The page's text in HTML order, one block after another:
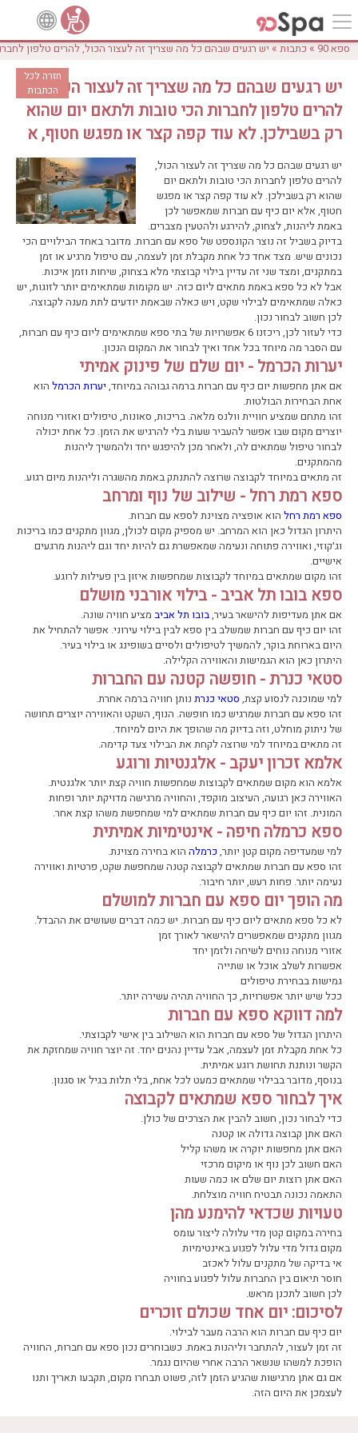
ספא 90 » כתבות » יש רגעים שבהם כל מה שצריך זה לעצור הכול, להרים טלפון
יש רגעים שבהם כל מה שצריך זה לעצור הכול,
להרים טלפון לחברות הכי טובות ולתאם יום שהוא
רק בשבילכן. לא עוד קפה קצר או מפגש חטוף, א
חזרה לכל
הכתבות
יש רגעים שבהם כל מה שצריך זה לעצור הכול,
להרים טלפון לחברות הכי טובות ולתאם יום
שהוא רק בשבילכן. לא עוד קפה קצר או מפגש
חטוף, אלא יום כיף עם חברות שמאפשר לכן
באמת ליהנות, לצחוק, להירגע ולהטעין מצברים.
בדיוק בשביל זה נוצר הקונספט של ספא עם חברות. מדובר באחד הבילויים הכי
נכונים שיש. מצד אחד כל אחת מקבלת זמן לעצמה, עם טיפול מרגיע או זמן
במתקנים, ומצד שני זה עדיין בילוי קבוצתי מלא בצחוק, שיחות וזמן איכות.
אבל לא כל ספא באמת מתאים ליום כזה. יש מקומות שמתאימים יותר לזוגות, יש
כאלה שמתאימים לבילוי שקט, ויש כאלה שבאמת יודעים לתת מענה לקבוצה.
לכן חשוב לבחור נכון.
כדי לעזור לכן, ריכזנו 6 אפשרויות של בתי ספא שמתאימים ליום כיף עם חברות,
עם הסבר מה מיוחד בכל אחד ואיך לבחור את המקום הנכון.
יערות הכרמל - יום שלם של פינוק אמיתי
אם אתן מחפשות יום כיף עם חברות ברמה גבוהה במיוחד, יערות הכרמל הוא
אחת הבחירות הבולטות.
זהו מתחם שמציע חוויית וולנס מלאה. בריכות, סאונות, טיפולים ואזורי מנוחה
יוצרים מקום שבו אפשר להעביר שעות בלי להרגיש את הזמן. כל אחת יכולה
לבחור טיפול שמתאים לה, ולאחר מכן להיפגש יחד ולהמשיך ליהנות
מהמתקנים.
זה מתאים במיוחד לקבוצה שרוצה להתנתק באמת מהשגרה וליהנות מיום רגוע.
ספא רמת רחל - שילוב של נוף ומרחב
ספא רמת רחל הוא אופציה מצוינת לספא עם חברות.
היתרון הגדול כאן הוא המרחב. יש מספיק מקום לכולן, מגוון מתקנים כמו בריכות
וג׳קוזי, ואווירה פתוחה ונעימה שמאפשרת גם להיות יחד וגם ליהנות מרגעים
אישיים.
זהו מקום שמתאים במיוחד לקבוצות שמחפשות איזון בין פעילות לרוגע.
ספא בובו תל אביב - בילוי אורבני מושלם
אם אתן מעדיפות להישאר בעיר,בובו תל אביב מציע חוויה שונה.
זהו יום כיף עם חברות שמשלב בין ספא לבין בילוי עירוני. אפשר להתחיל את
היום בארוחת בוקר, להמשיך לטיפולים ולסיים בשופינג או בילוי בעיר.
היתרון כאן הוא הגמישות והאווירה הקלילה.
סטאי כנרת - חופשה קטנה עם החברות
למי שמוכנה לנסוע קצת, סטאי כנרת נותן חוויה ברמה אחרת.
זהו ספא עם חברות שמרגיש כמו חופשה. הנוף, השקט והאווירה יוצרים תחושה
של ניתוק מוחלט, וזה בדיוק מה שהופך את היום למיוחד.
זה מתאים במיוחד למי שרוצה לקחת את הבילוי צעד קדימה.
אלמא זכרון יעקב - אלגנטיות ורוגע
אלמא הוא מקום שמתאים לקבוצות שמחפשות חוויה קצת יותר אלגנטית.
האווירה כאן רגועה, העיצוב מוקפד, והחוויה מרגישה מדויקת יותר ופחות
המונית. זהו יום כיף עם חברות שמתאים למי שמחפשת משהו קצת אחר.
ספא כרמלה חיפה - אינטימיות אמיתית
למי שמעדיפה מקום קטן יותר, כרמלה הוא בחירה מצוינת.
זהו ספא עם חברות שמתאים לקבוצה קטנה שמחפשת שקט, פרטיות ואווירה
נעימה יותר. פחות רעש, יותר חיבור.
מה הופך יום ספא עם חברות למושלם
לא כל ספא מתאים ליום כיף עם חברות. יש כמה דברים שעושים את ההבדל.
מגוון מתקנים שמאפשרים להישאר לאורך זמן
אזורי מנוחה נוחים לשיחה ולזמן יחד
אפשרות לשלב אוכל או שתייה
גמישות בבחירת טיפולים
ככל שיש יותר אפשרויות, כך החוויה תהיה עשירה יותר.
למה דווקא ספא עם חברות
היתרון הגדול של ספא עם חברות הוא השילוב בין אישי לקבוצתי.
כל אחת מקבלת זמן לעצמה, אבל עדיין נהנים יחד. זה יוצר חוויה שמחזקת את
הקשר ונותנת תחושת רוגע אמיתית.
בנוסף, מדובר בבילוי שמתאים כמעט לכל אחת, בלי תלות בגיל או סגנון.
איך לבחור ספא שמתאים לקבוצה
כדי לבחור נכון, חשוב להבין את הצרכים של כולן.
האם אתן קבוצה גדולה או קטנה
האם אתן מחפשות יוקרה או משהו קליל
האם חשוב לכן נוף או מיקום מרכזי
האם אתן רוצות יום שלם או כמה שעות
התאמה נכונה תבטיח חוויה מוצלחת.
טעויות שכדאי להימנע מהן
בחירה במקום קטן מדי עלולה ליצור עומס
מקום גדול מדי עלול לפגוע באינטימיות
אי בדיקה של מתקנים עלול לאכזב
חוסר תיאום בין החברות עלול לפגוע בחוויה
לכן חשוב לתכנן מראש.
לסיכום: יום אחד שכולם זוכרים
יום כיף עם חברות הוא הרבה מעבר לבילוי.
זה זמן לעצור, להתחבר וליהנות באמת. כשבוחרים נכון ספא עם חברות, החוויה
הופכת למשהו שנשאר הרבה אחרי שהיום נגמר.
אם גם אתן מרגישות שהגיע הזמן לזה, פשוט תבחרו מקום, תקבעו תאריך ותנו
לעצמכן את היום הזה.